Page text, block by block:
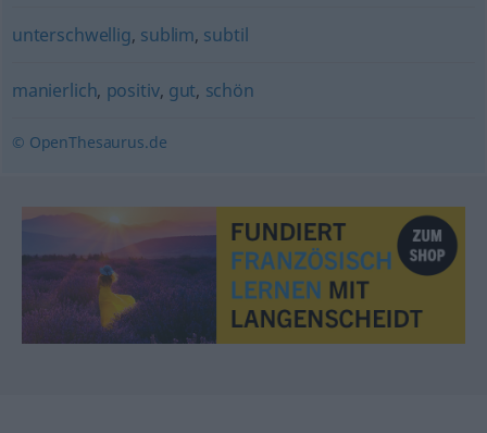
unterschwellig, sublim, subtil
manierlich, positiv, gut, schön
© OpenThesaurus.de